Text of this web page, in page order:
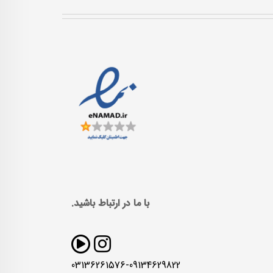
با ما در ارتباط باشید.
03136261576-09134629822